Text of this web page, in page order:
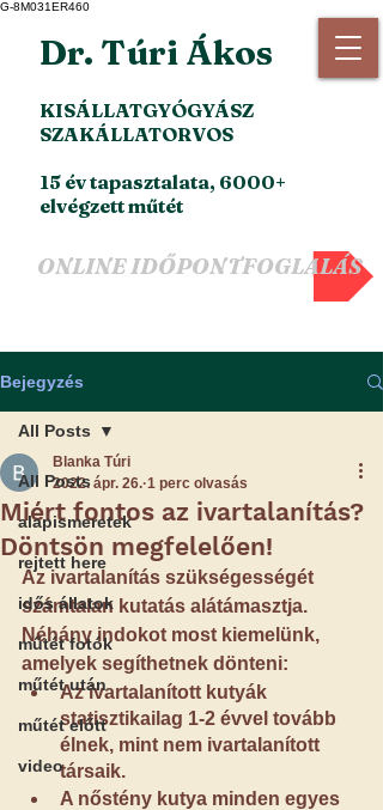
G-8M031ER460
ONLINE IDŐPONTFOGLALÁS
Dr. Túri Ákos
KISÁLLATGYÓGYÁSZ
SZAKÁLLATORVOS
15 év tapasztalata, 6000+
elvégzett műtét
Bejegyzés
All Posts
alapismeretek
rejtett here
idős állatok
műtét fotók
műtét után
műtét előtt
video
All Posts
Miért fontos az ivartalanítás?
Döntsön megfelelően!
Blanka Túri
2022. ápr. 26. 1 perc olvasás
Az ivartalanítás szükségességét
számtalan kutatás alátámasztja.
Néhány indokot most kiemelünk,
amelyek segíthetnek dönteni:
Az ivartalanított kutyák
statisztikailag 1-2 évvel tovább
élnek, mint nem ivartalanított
társaik.
A nőstény kutya minden egyes